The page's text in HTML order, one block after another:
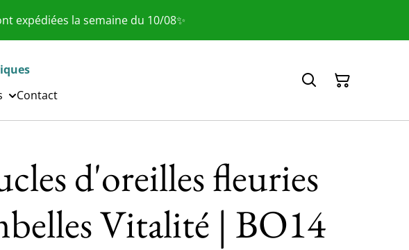
expédiées la semaine du 10/08✨
Contact
d'oreilles fleuries
Vitalité | BO14